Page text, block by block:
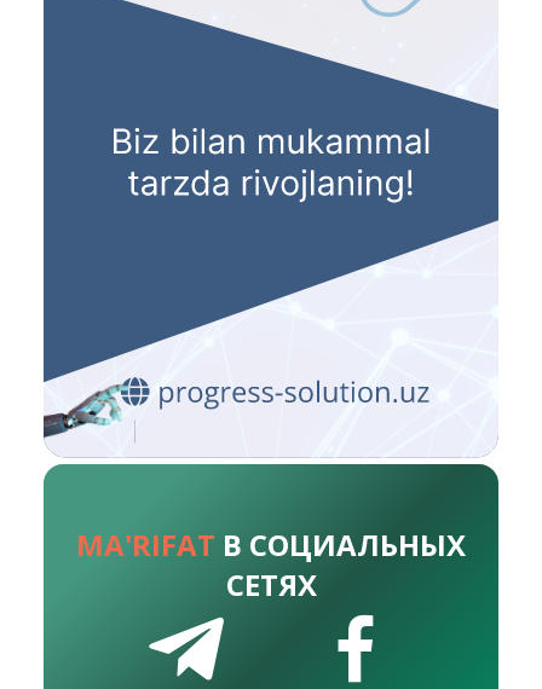
MA'RIFAT В СОЦИАЛЬНЫХ
СЕТЯХ